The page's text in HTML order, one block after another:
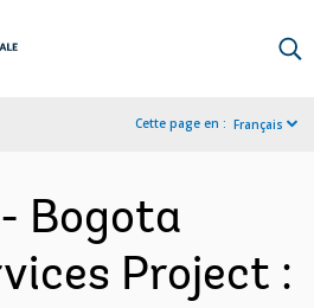
Cette page en : Français
Bogota
Project :